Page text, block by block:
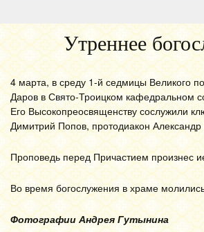
Утреннее
4 марта, в среду 1-й седмицы Великого
Даров в Свято-Троицком кафедральном
Его Высокопреосвященству сослужили
Димитрий Попов, протодиакон
Проповедь перед Причастием произнес
Во время богослужения в храме
Фотографии Андрея Гутынина